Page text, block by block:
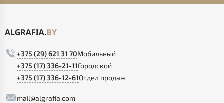
+375 (29) 621 31 70Мобильный
+375 (17) 336-21-11Городской
+375 (17) 336-12-61Отдел продаж
mail@algrafia.com